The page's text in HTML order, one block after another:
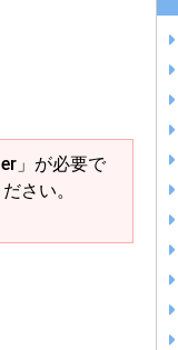
」が必要で
さい。